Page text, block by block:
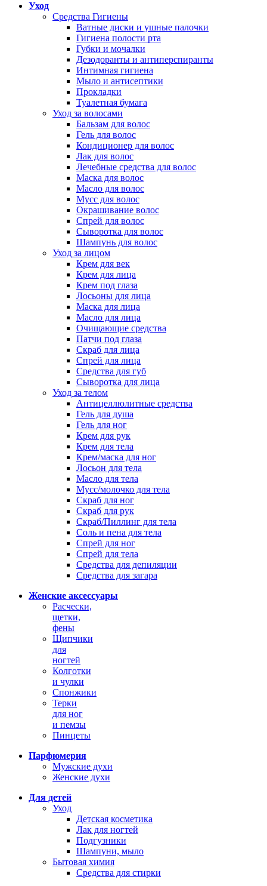
Уход
Средства Гигиены
Ватные диски и ушные палочки
Гигиена полости рта
Губки и мочалки
Дезодоранты и антиперспиранты
Интимная гигиена
Мыло и антисептики
Прокладки
Туалетная бумага
Уход за волосами
Бальзам для волос
Гель для волос
Кондиционер для волос
Лак для волос
Лечебные средства для волос
Маска для волос
Масло для волос
Мусс для волос
Окрашивание волос
Спрей для волос
Сыворотка для волос
Шампунь для волос
Уход за лицом
Крем для век
Крем для лица
Крем под глаза
Лосьоны для лица
Маска для лица
Масло для лица
Очищающие средства
Патчи под глаза
Скраб для лица
Спрей для лица
Средства для губ
Сыворотка для лица
Уход за телом
Антицеллюлитные средства
Гель для душа
Гель для ног
Крем для рук
Крем для тела
Крем/маска для ног
Лосьон для тела
Масло для тела
Мусс/молочко для тела
Скраб для ног
Скраб для рук
Скраб/Пиллинг для тела
Соль и пена для тела
Спрей для ног
Спрей для тела
Средства для депиляции
Средства для загара
Женские аксессуары
Расчески,
щетки,
фены
Щипчики
для
ногтей
Колготки
и чулки
Спонжики
Терки
для ног
и пемзы
Пинцеты
Парфюмерия
Мужские духи
Женские духи
Для детей
Уход
Детская косметика
Лак для ногтей
Подгузники
Шампуни, мыло
Бытовая химия
Средства для стирки